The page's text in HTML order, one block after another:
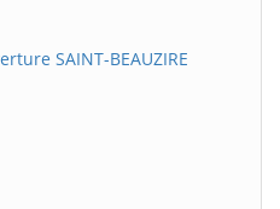
SAINT-BEAUZIRE